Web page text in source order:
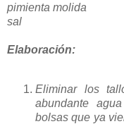
pimienta molida
sal
Elaboración:
Eliminar los
abundante
bolsas que ya